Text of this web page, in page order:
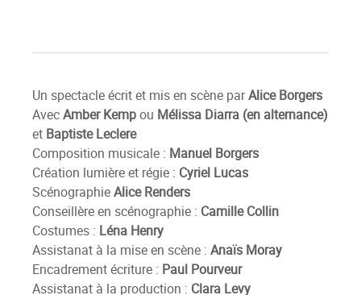
Un spectacle écrit et mis en scène parAlice Borgers
AvecAmber Kempou Mélissa Diarra (en alternance)
et Baptiste Leclere
Composition musicale : Manuel Borgers
Création lumière et régie : Cyriel Lucas
ScénographieAlice Renders
Conseillère en scénographie : Camille Collin
Costumes : Léna Henry
Assistanat à la mise en scène : Anaïs Moray
Encadrement écriture : Paul Pourveur
Assistanat à la production : Clara Levy